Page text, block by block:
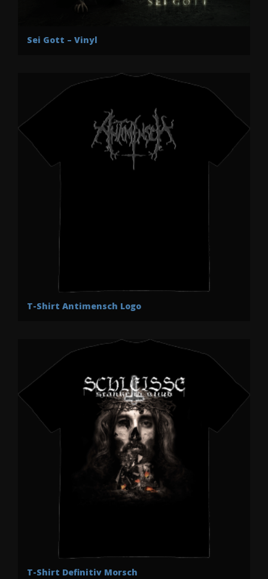
Sei Gott – Vinyl
T-Shirt Antimensch Logo
T-Shirt Definitiv Morsch